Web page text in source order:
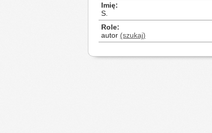
Imię
S.
Role
autor (szukaj)